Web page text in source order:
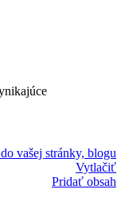
do vašej stránky, blogu
Vytlačiť
Pridať obsah